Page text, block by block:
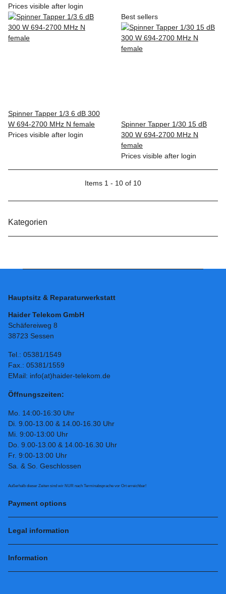
Prices visible after login
Spinner Tapper 1/3 6 dB 300
W 694-2700 MHz N female
Prices visible after login
Best sellers
Spinner Tapper 1/30 15 dB
300 W 694-2700 MHz N
female
Prices visible after login
Items 1 - 10 of 10
Kategorien
Hauptsitz & Reparaturwerkstatt
Haider Telekom GmbH
Schäfereiweg 8
38723 Sessen
Tel.: 05381/1549
Fax.: 05381/1559
EMail: info(at)haider-telekom.de
Öffnungszeiten:
Mo. 14:00-16:30 Uhr
Di. 9.00-13.00 & 14.00-16.30 Uhr
Mi. 9:00-13:00 Uhr
Do. 9.00-13.00 & 14.00-16.30 Uhr
Fr. 9:00-13:00 Uhr
Sa. & So. Geschlossen
Außerhalb dieser Zeiten sind wir NUR nach Terminabsprache vor Ort erreichbar!
Payment options
Legal information
Information